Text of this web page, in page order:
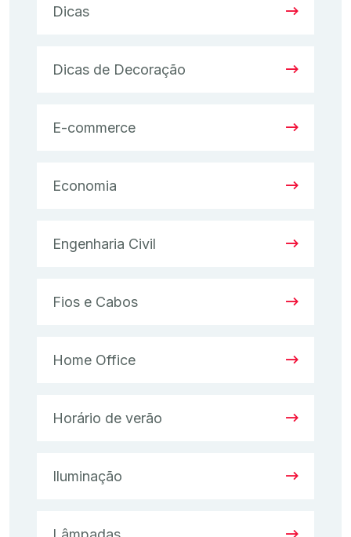
Dicas
Dicas de Decoração
E-commerce
Economia
Engenharia Civil
Fios e Cabos
Home Office
Horário de verão
Iluminação